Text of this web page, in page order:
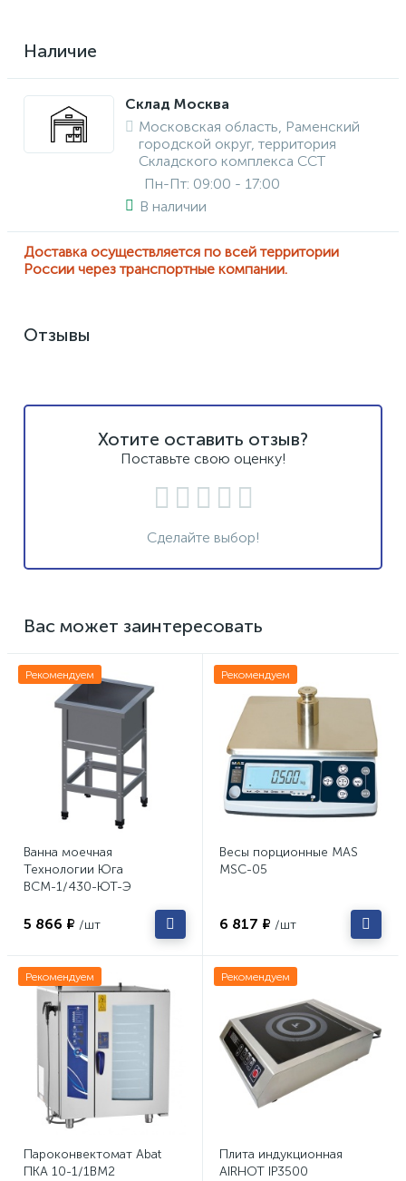
Наличие
Склад Москва
Московская область, Раменский
городской округ, территория
Складского комплекса ССТ
Пн-Пт: 09:00 - 17:00
В наличии
Доставка осуществляется по всей территории
России через транспортные компании.
Отзывы
Хотите оставить отзыв?
Поставьте свою оценку!
Сделайте выбор!
Вас может заинтересовать
Рекомендуем
Ванна моечная
Технологии Юга
ВСМ-1/430-ЮТ-Э
5 866 ₽ /шт
Рекомендуем
Весы порционные MAS
MSC-05
6 817 ₽ /шт
Рекомендуем
Пароконвектомат Abat
ПКА 10-1/1ВМ2
Рекомендуем
Плита индукционная
AIRHOT IP3500